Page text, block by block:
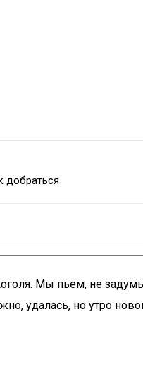
добраться
Мы пьем, не
удалась, но утро